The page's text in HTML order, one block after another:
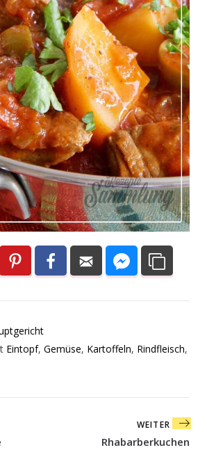
Eintopf, Gemüse, Kartoffeln, Rindfleisch,
WEITER
Rhabarberkuchen